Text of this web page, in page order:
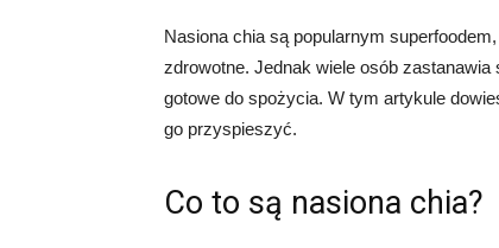
Nasiona chia są popularnym
zdrowotne. Jednak wiele osób zastanawia
gotowe do spożycia. W tym artykule
go przyspieszyć.
Co to są nasiona chia?